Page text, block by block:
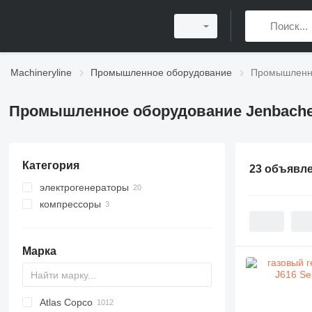
Machineryline Промышленное оборудование
Промышленное оборудование
Категория
электрогенераторы
газовые генераторы
компрессоры
Марка
PDS
APD
AB
Ensis
VZ
AG3
Atlas Copco
23